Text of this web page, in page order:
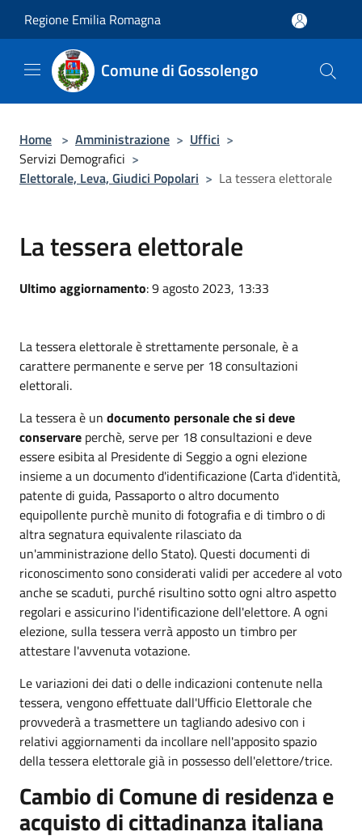
Regione Emilia Romagna
Comune di Gossolengo
Home > Amministrazione > Uffici >
Servizi Demografici >
Elettorale, Leva, Giudici Popolari > La tessera elettorale
La tessera elettorale
Ultimo aggiornamento: 9 agosto 2023, 13:33
La tessera elettorale è strettamente personale, è a
carattere permanente e serve per 18 consultazioni
elettorali.
La tessera è un documento personale che si deve
conservare perchè, serve per 18 consultazioni e deve
essere esibita al Presidente di Seggio a ogni elezione
insieme a un documento d'identificazione (Carta d'identità,
patente di guida, Passaporto o altro documento
equipollente purchè munito di fotografia e di timbro o di
altra segnatura equivalente rilasciato da
un'amministrazione dello Stato). Questi documenti di
riconoscimento sono considerati validi per accedere al voto
anche se scaduti, purché risultino sotto ogni altro aspetto
regolari e assicurino l'identificazione dell'elettore. A ogni
elezione, sulla tessera verrà apposto un timbro per
attestare l'avvenuta votazione.
Le variazioni dei dati o delle indicazioni contenute nella
tessera, vengono effettuate dall'Ufficio Elettorale che
provvederà a trasmettere un tagliando adesivo con i
relativi aggiornamenti da incollare nell'apposito spazio
della tessera elettorale già in possesso dell'elettore/trice.
Cambio di Comune di residenza e
acquisto di cittadinanza italiana